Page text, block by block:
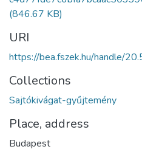
(846.67 KB)
URI
https://bea.fszek.hu/handle/
Collections
Sajtókivágat-gyűjtemény
Place, address
Budapest